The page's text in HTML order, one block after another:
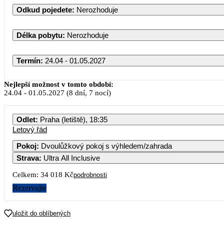
Odkud pojedete: Nerozhoduje
Délka pobytu: Nerozhoduje
Termín: 24.04 - 01.05.2027
Nejlepší možnost v tomto období:
24.04 - 01.05.2027 (8 dní, 7 nocí)
Odlet: Praha (letiště), 18:35
Letový řád
Pokoj: Dvoulůžkový pokoj s výhledem/zahrada
Strava: Ultra All Inclusive
Celkem: 34 018 Kčpodrobnosti
Rezervujte
uložit do oblíbených